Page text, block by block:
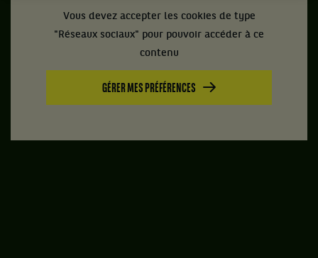
Vous devez accepter les cookies de type
"Réseaux sociaux" pour pouvoir accéder à ce
contenu
GÉRER MES PRÉFÉRENCES